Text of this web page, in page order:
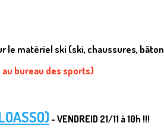
le matériel ski (ski, chaussures,
au bureau des sports)
- VENDREID 21/11 à 10h !!!